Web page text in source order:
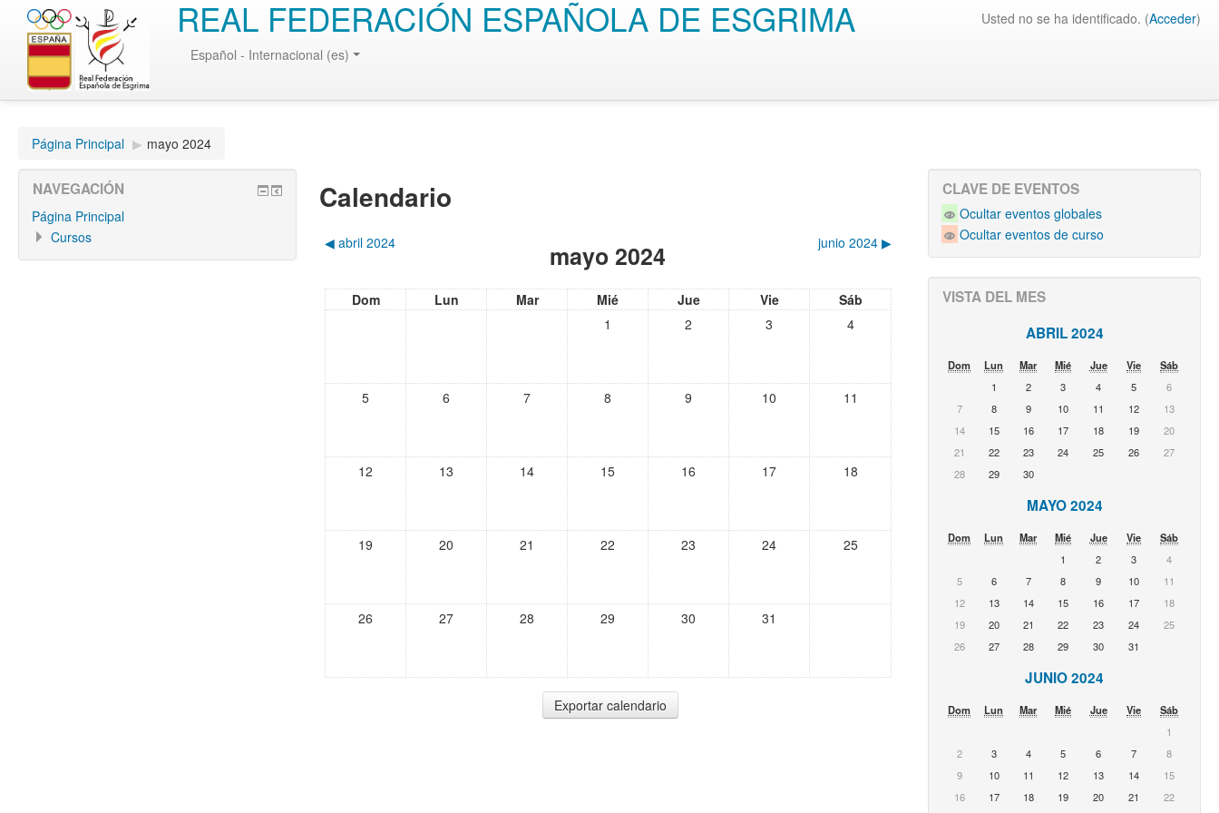
REAL FEDERACIÓN ESPAÑOLA DE ESGRIMA Usted no se ha identificado. (Acceder)
Español - Internacional (es)
Página Principal ▶︎ mayo 2024
Calendario
◀︎ abril 2024 mayo 2024 junio 2024 ▶︎
Dom Lun Mar Mié Jue Vie
Sáb
1
2 3 4
5 6 7 8 9 10 11
12 13 14 15 16 17 18
19 20 21 22 23 24 25
26 27 28 29 30 31
NAVEGACIÓN
Página Principal
Cursos
CLAVE DE EVENTOS
Ocultar eventos globales
Ocultar eventos de curso
VISTA DEL MES
ABRIL 2024
Dom Lun Mar Mié Jue Vie
Sáb
1
2 3 4 5
6
7
8 9 10 11 12
13
14
15 16 17 18 19
20
21
22 23 24 25 26
27
28
29 30
MAYO 2024
Dom Lun Mar Mié Jue Vie
Sáb
1
2 3
4
5
6 7 8 9 10
11
12
13 14 15 16 17
18
19
20 21 22 23 24
25
26
27 28 29 30 31
JUNIO 2024
Dom Lun Mar Mié Jue Vie
Sáb
1
2
3 4 5 6 7
8
9
10 11 12 13 14
15
16
17 18 19 20 21
22